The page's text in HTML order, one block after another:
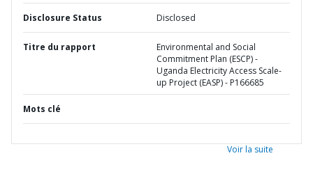
Disclosure Status Disclosed
Titre du rapport
Environmental and Social
Commitment Plan (ESCP) -
Uganda Electricity Access Scale-
up Project (EASP) - P166685
Mots clé
Voir la suite